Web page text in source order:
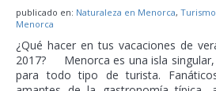
publicado en: Naturaleza en Menorca,
Menorca
¿Qué hacer en tus vacaciones de
2017? Menorca es una isla singular,
para todo tipo de turista.